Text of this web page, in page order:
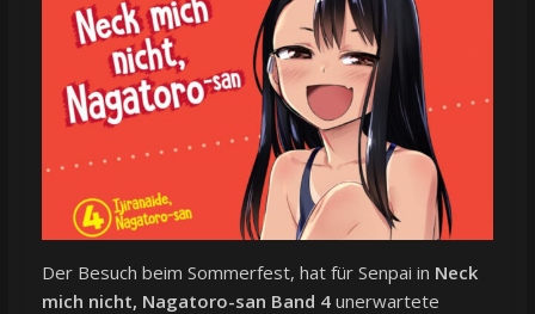
Der Besuch beim Sommerfest, hat für Senpai in Neck
mich nicht, Nagatoro-san Band 4unerwartete